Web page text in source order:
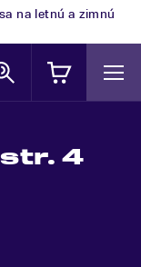
na letnú a zimnú
4